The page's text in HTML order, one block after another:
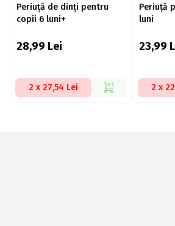
Periuță de dinți pentru
copii 6 luni+
28,99 Lei
2 x 27,54 Lei
Periuță
luni
23,99
2 x